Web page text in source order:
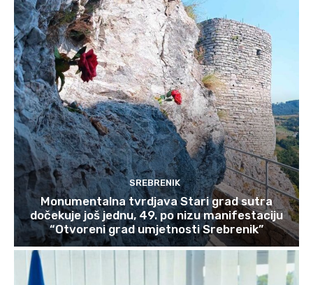
SREBRENIK
Monumentalna tvrdjava Stari grad sutra
dočekuje još jednu, 49. po nizu manifestaciju
“Otvoreni grad umjetnosti Srebrenik”